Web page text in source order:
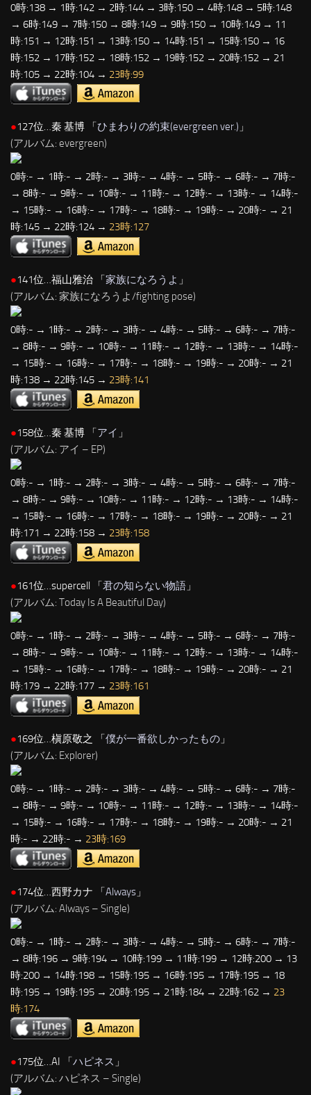
0時:138 → 1時:142 → 2時:144 → 3時:150 → 4時:148 → 5時:148
→ 6時:149 → 7時:150 → 8時:149 → 9時:150 → 10時:149 → 11
時:151 → 12時:151 → 13時:150 → 14時:151 → 15時:150 → 16
時:152 → 17時:152 → 18時:152 → 19時:152 → 20時:152 → 21
時:105 → 22時:104 → 23時:99
●127位…秦 基博 「 ひまわりの約束(evergreen ver.) 」
(アルバム: evergreen)
0時:- → 1時:- → 2時:- → 3時:- → 4時:- → 5時:- → 6時:- → 7時:-
→ 8時:- → 9時:- → 10時:- → 11時:- → 12時:- → 13時:- → 14時:-
→ 15時:- → 16時:- → 17時:- → 18時:- → 19時:- → 20時:- → 21
時:145 → 22時:124 → 23時:127
●141位…福山雅治 「家族になろうよ 」
(アルバム: 家族になろうよ/fighting pose)
0時:- → 1時:- → 2時:- → 3時:- → 4時:- → 5時:- → 6時:- → 7時:-
→ 8時:- → 9時:- → 10時:- → 11時:- → 12時:- → 13時:- → 14時:-
→ 15時:- → 16時:- → 17時:- → 18時:- → 19時:- → 20時:- → 21
時:138 → 22時:145 → 23時:141
●158位…秦 基博 「アイ 」
(アルバム: アイ – EP)
0時:- → 1時:- → 2時:- → 3時:- → 4時:- → 5時:- → 6時:- → 7時:-
→ 8時:- → 9時:- → 10時:- → 11時:- → 12時:- → 13時:- → 14時:-
→ 15時:- → 16時:- → 17時:- → 18時:- → 19時:- → 20時:- → 21
時:171 → 22時:158 → 23時:158
●161位…supercell 「君の知らない物語 」
(アルバム: Today Is A Beautiful Day)
0時:- → 1時:- → 2時:- → 3時:- → 4時:- → 5時:- → 6時:- → 7時:-
→ 8時:- → 9時:- → 10時:- → 11時:- → 12時:- → 13時:- → 14時:-
→ 15時:- → 16時:- → 17時:- → 18時:- → 19時:- → 20時:- → 21
時:179 → 22時:177 → 23時:161
●169位…槇原敬之 「僕が一番欲しかったもの 」
(アルバム: Explorer)
0時:- → 1時:- → 2時:- → 3時:- → 4時:- → 5時:- → 6時:- → 7時:-
→ 8時:- → 9時:- → 10時:- → 11時:- → 12時:- → 13時:- → 14時:-
→ 15時:- → 16時:- → 17時:- → 18時:- → 19時:- → 20時:- → 21
時:- → 22時:- → 23時:169
●174位…西野カナ 「Always 」
(アルバム: Always – Single)
0時:- → 1時:- → 2時:- → 3時:- → 4時:- → 5時:- → 6時:- → 7時:-
→ 8時:196 → 9時:194 → 10時:199 → 11時:199 → 12時:200 → 13
時:200 → 14時:198 → 15時:195 → 16時:195 → 17時:195 → 18
時:195 → 19時:195 → 20時:195 → 21時:184 → 22時:162 → 23
時:174
●175位…AI 「ハピネス 」
(アルバム: ハピネス – Single)